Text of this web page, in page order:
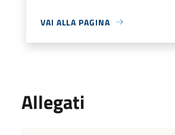
VAI ALLA PAGINA
Allegati